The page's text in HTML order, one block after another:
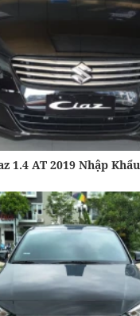
1.4 AT 2019 Nhập Khẩu